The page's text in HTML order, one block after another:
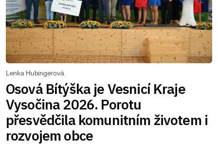
Lenka Hubingerová
Osová Bítýška je Vesnicí Kraje
Vysočina 2026. Porotu
přesvědčila komunitním životem i
rozvojem obce